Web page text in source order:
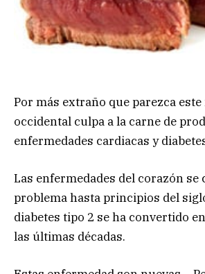
Por más extraño que parezca
occidental culpa a la carne de
enfermedades cardiacas y
Las enfermedades del corazón
problema hasta principios del
diabetes tipo 2 se ha convertido
las últimas décadas.